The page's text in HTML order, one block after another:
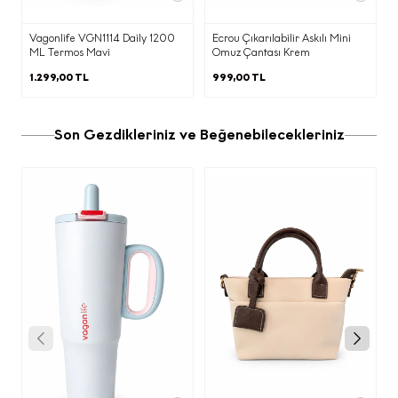
Vagonlife VGN1114 Daily 1200
ML Termos Mavi
1.299,00 TL
Ecrou Çıkarılabilir Askılı Mini
Omuz Çantası Krem
999,00 TL
Son Gezdikleriniz ve Beğenebilecekleriniz
Mağazacılık Anonim Şirket (“Şirket”)
tarafından aşağıda açıklanan kapsamda
işlenecektir.
Siz değerli çevrimiçi ziyaretçilerimize
verileriniz aşağıda belirtilen amaçlar
kapsamında işlenmektedir.
Ürün/hizmet pazarlama süreçlerinin
yürütülmesi, Ecrou ürünleri ve güncel
haberler hakkında tarafınıza bilgi
verilmesi, reklam / kampanya /
promosyon çalışmalarının yürütülmesi,
etkinlik davetlerimizin iletilmesi,